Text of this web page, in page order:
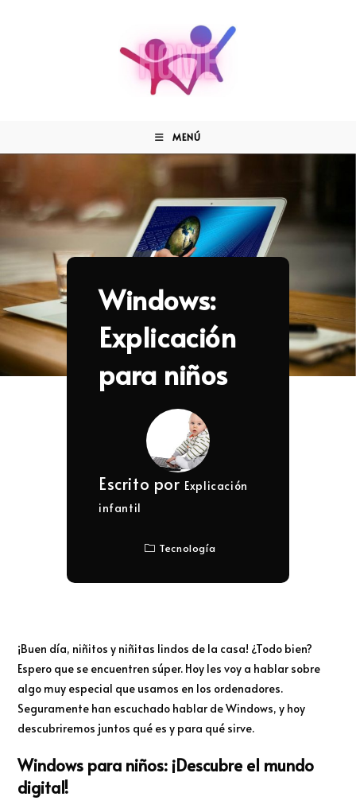
MENÚ
Windows:
Explicación
para niños
Escrito por Explicación
infantil
Tecnología
¡Buen día, niñitos y niñitas lindos de la casa! ¿Todo bien?
Espero que se encuentren súper. Hoy les voy a hablar sobre
algo muy especial que usamos en los ordenadores.
Seguramente han escuchado hablar de Windows, y hoy
descubriremos juntos qué es y para qué sirve.
Windows para niños: ¡Descubre el mundo
digital!